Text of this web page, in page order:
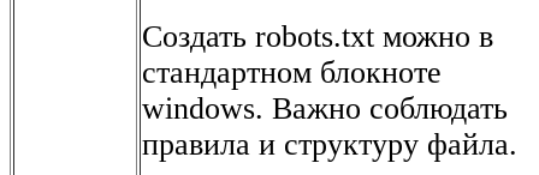
Создать robots.txt можно в
стандартном блокноте
windows. Важно соблюдать
правила и структуру файла.